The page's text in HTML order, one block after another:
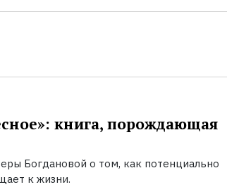
книга, порождающая
Богдановой о том, как потенциально
к жизни.